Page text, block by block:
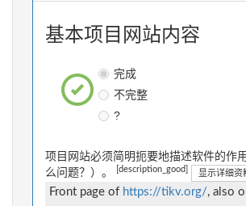
基本项目网站内容
完成
不完整
?
项目网站必须简明扼要地描述软件的作
么问题？）。
[description_good] 显示详细资
Front page of https://tikv.org/, also